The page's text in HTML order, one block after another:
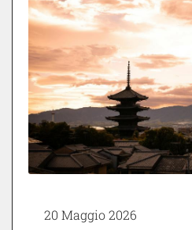
20 Maggio 2026